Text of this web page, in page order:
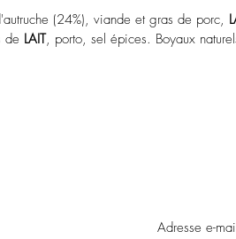
(24%), viande et gras de porc,
de LAIT, porto, sel épices. Boyaux